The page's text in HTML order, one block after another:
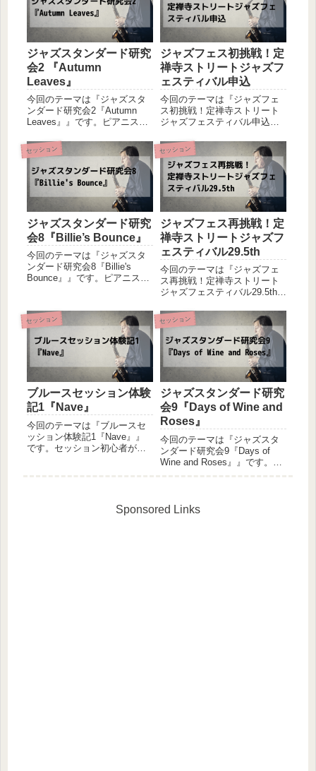
ジャズスタンダード研究
会2 『Autumn
Leaves』
今回のテーマは『ジャズスタ
ンダード研究会2『Autumn
Leaves』』です。ピアニスト
るセッション初心者同士の二
人が、あれこれ試しながら音
を出してみるという軽い感じ
のセッション体験記です。感
じた事や気づきを共有...
ジャズフェス初挑戦！定
禅寺ストリートジャズフ
ェスティバル申込
今回のテーマは『ジャズフェ
ス初挑戦！定禅寺ストリート
ジャズフェスティバル申込』
心に、プライベートではあり
ますが定期的にセッションを
してきて、アウトプットを中
心とした経験値を詰んできま
した。お互いに初心者ではあ
セッション
ジャズスタンダード研究
会8『Billie’s Bounce』
今回のテーマは『ジャズスタ
ンダード研究会8『Billie's
Bounce』』です。ピアニスト
人が、あれこれ試しながら音
を出してみるというの軽い感
じのセッション体験記です。
感じた事や気づき...
セッション
ジャズフェス再挑戦！定
禅寺ストリートジャズフ
ェスティバル29.5th
今回のテーマは『ジャズフェ
ス再挑戦！定禅寺ストリート
ジャズフェスティバル29.5th』
イルスにより、日々の生活が
激変した一年。コロナ禍は仕
事に対しては勿論の事、趣味
においても大きな影を落とし
ております。私も感染...
セッション
ブルースセッション体験
記1『Nave』
今回のテーマは『ブルースセ
ッション体験記1『Nave』』
です。セッション初心者が、
すので、お付き合いの程宜し
くお願い致しますm(__)m...
セッション
ジャズスタンダード研究
会9『Days of Wine and
Roses』
今回のテーマは『ジャズスタ
ンダード研究会9『Days of
Wine and Roses』』です。ピ
ながら音を出してみるという
Sponsored Links